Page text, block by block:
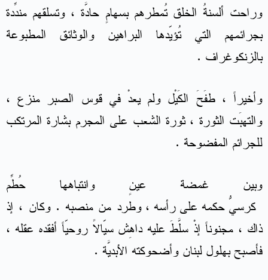
وراحت ألسنةُ الخلق تُمطرهم بسهامٍ حادَّة ، وتسلقهم مندِّدة
بجرائمهم التي تُؤيّدها البراهين والوثائق المطبوعة
بالزنكوغراف .
وأخيراً ، طفَحَ الكَيْل ولم يعدْ في قوس الصبر منزع ،
والتهبَت الثورة ، ثورة الشعب على المجرم بشارة المرتكب
للجرائم المفضوحة .
وبين غمضة عينٍ وانتباهها حُطِّم
كرسيّ حكمه على رأسه ، وطُرد من منصبه . وكان ، إذ
ذاك ، مجنوناً إذْ سلَّطَ عليه داهِش سيّالاً روحيّاً أفقده عقله ،
فأصبح بهلول لبنان وأضحوكته الأبديَّة .